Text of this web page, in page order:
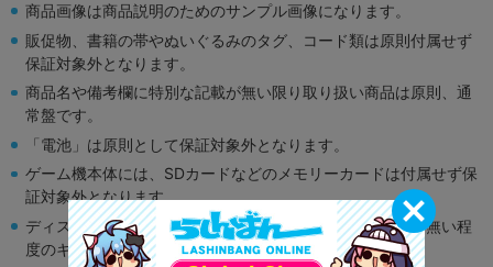
商品画像は商品説明のためのサンプル画像になります。
販促物、書籍の帯やぬいぐるみのタグ、コード類は原則付属せず
保証対象外となります。
商品名や備考欄に特別な記載が無い限り取り扱い商品は原則、通
常盤です。
「電池」は原則として保証対象外となります。
ゲーム機本体には、SDカードなどのメモリーカードは付属せず保
証対象外となります。
ディスク類の読み取り面のキズに関しまして再生に支障が無い程
度のキズがある場合がございます。